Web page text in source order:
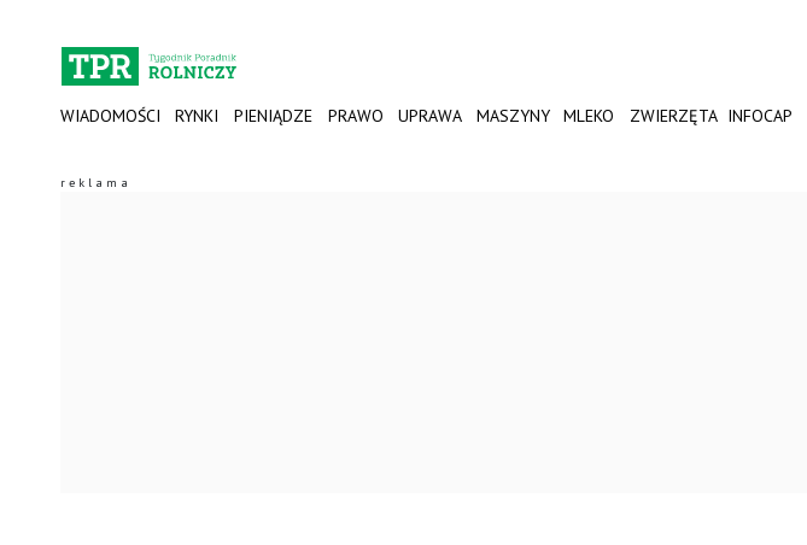
WIADOMOŚCI RYNKI PIENIĄDZE PRAWO UPRAWA MASZYNY MLEKO ZWIERZĘTA INFOCAP